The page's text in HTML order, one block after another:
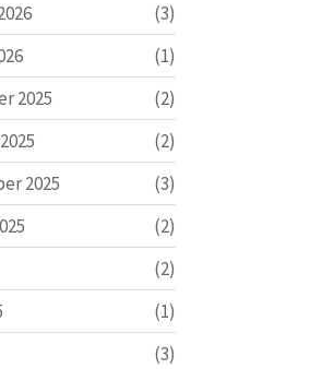
(3)
(1)
2025
(2)
(2)
2025
(3)
(2)
(2)
(1)
(3)